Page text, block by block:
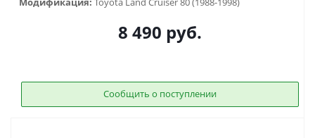
8 490 руб.
Сообщить о поступлении